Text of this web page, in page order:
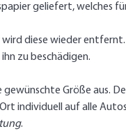
geliefert, welches
diese wieder entfernt.
zu beschädigen.
Größe aus.
individuell auf alle
.